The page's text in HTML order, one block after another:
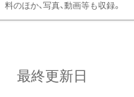
料のほか、写真、動画等も収録。
最終更新日